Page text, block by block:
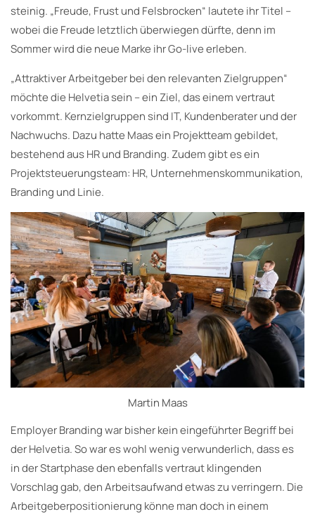
steinig. „Freude, Frust und Felsbrocken“ lautete ihr Titel –
wobei die Freude letztlich überwiegen dürfte, denn im
Sommer wird die neue Marke ihr Go-live erleben.
„Attraktiver Arbeitgeber bei den relevanten Zielgruppen“
möchte die Helvetia sein – ein Ziel, das einem vertraut
vorkommt. Kernzielgruppen sind IT, Kundenberater und der
Nachwuchs. Dazu hatte Maas ein Projektteam gebildet,
bestehend aus HR und Branding. Zudem gibt es ein
Projektsteuerungsteam: HR, Unternehmenskommunikation,
Branding und Linie.
Martin Maas
Employer Branding war bisher kein eingeführter Begriff bei
der Helvetia. So war es wohl wenig verwunderlich, dass es
in der Startphase den ebenfalls vertraut klingenden
Vorschlag gab, den Arbeitsaufwand etwas zu verringern. Die
Arbeitgeberpositionierung könne man doch in einem